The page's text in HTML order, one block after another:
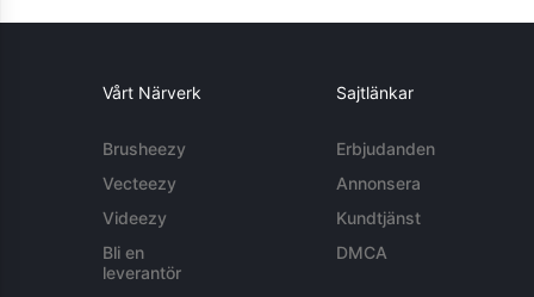
Vårt Närverk
Brusheezy
Vecteezy
Videezy
Bli en
leverantör
Sajtlänkar
Erbjudanden
Annonsera
Kundtjänst
DMCA